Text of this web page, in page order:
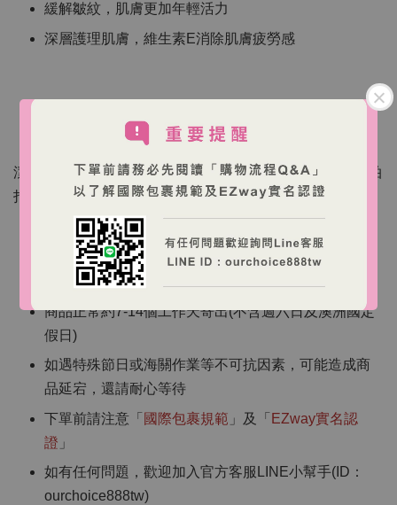
緩解皺紋，肌膚更加年輕活力
深層護理肌膚，維生素E消除肌膚疲勞感
【使用方式】
潔面後，取適量塗抹於臉部、頸部或身體，並用指尖輕輕拍
打。
【海外跨境購物說明】
商品皆為澳洲直寄，訂單確認後將無法取消
商品正常約7-14個工作天寄出(不含週六日及澳洲國定
假日)
如遇特殊節日或海關作業等不可抗因素，可能造成商
品延宕，還請耐心等待
下單前請注意「 國際包裹規範 」及「 EZway實名認
證 」
如有任何問題，歡迎加入官方客服LINE小幫手(ID：
ourchoice888tw)